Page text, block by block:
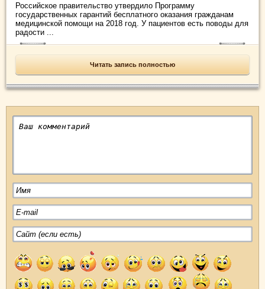
Российское правительство утвердило Программу
государственных гарантий бесплатного оказания гражданам
медицинской помощи на 2018 год. У пациентов есть поводы для
радости ...
Читать запись полностью